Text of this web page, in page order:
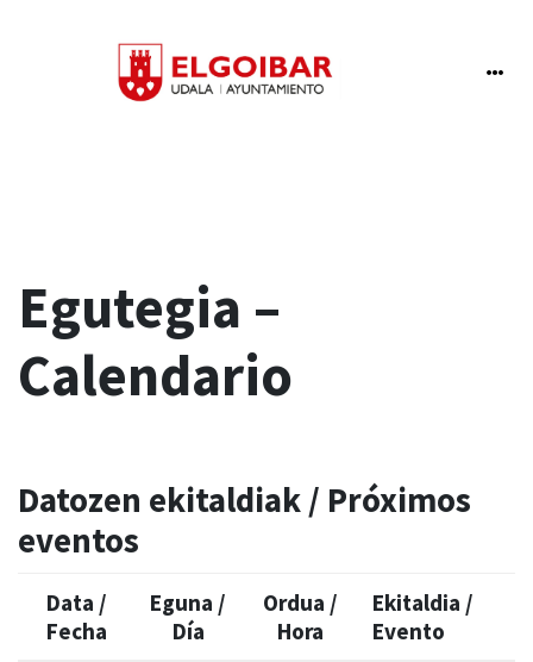
Egutegia –
Calendario
Datozen ekitaldiak / Próximos
eventos
Data /
Fecha
Eguna /
Día
Ordua /
Hora
Ekitaldia /
Evento